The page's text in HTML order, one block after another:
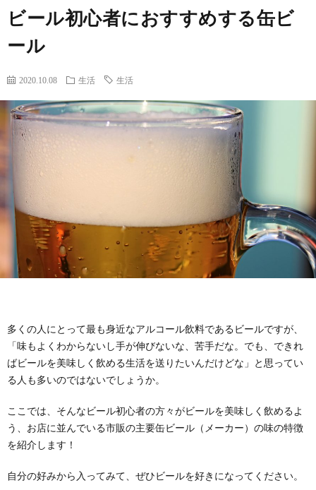
ス
そ
事
ブ
全
ビール初心者におすすめする缶ビ
ール
2020.10.08 生活 生活
多くの人にとって最も身近なアルコール飲料であるビールですが、
「味もよくわからないし手が伸びないな、苦手だな。でも、できれ
ばビールを美味しく飲める生活を送りたいんだけどな」と思ってい
る人も多いのではないでしょうか。
ここでは、そんなビール初心者の方々がビールを美味しく飲めるよ
う、お店に並んでいる市販の主要缶ビール（メーカー）の味の特徴
を紹介します！
自分の好みから入ってみて、ぜひビールを好きになってください。